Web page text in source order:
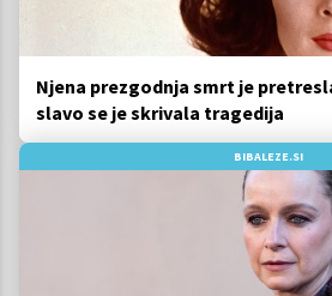
Njena prezgodnja smrt je
slavo se je skrivala tragedija
BIBALEZE.SI